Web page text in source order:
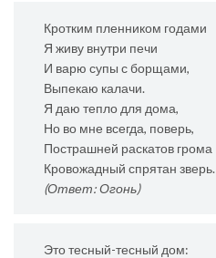
Кротким пленником годами
Я живу внутри печи
И варю супы с борщами,
Выпекаю калачи.
Я даю тепло для дома,
Но во мне всегда, поверь,
Пострашней раскатов грома
Кровожадный спрятан зверь.
(Ответ: Огонь)
Это тесный-тесный дом: